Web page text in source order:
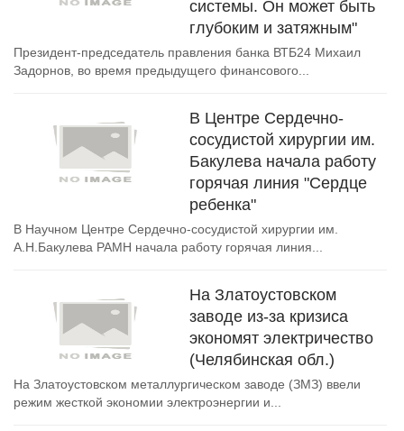
системы. Он может быть
глубоким и затяжным"
Президент-председатель правления банка ВТБ24 Михаил
Задорнов, во время предыдущего финансового...
В Центре Сердечно-
сосудистой хирургии им.
Бакулева начала работу
горячая линия "Сердце
ребенка"
В Научном Центре Сердечно-сосудистой хирургии им.
А.Н.Бакулева РАМН начала работу горячая линия...
На Златоустовском
заводе из-за кризиса
экономят электричество
(Челябинская обл.)
На Златоустовском металлургическом заводе (ЗМЗ) ввели
режим жесткой экономии электроэнергии и...